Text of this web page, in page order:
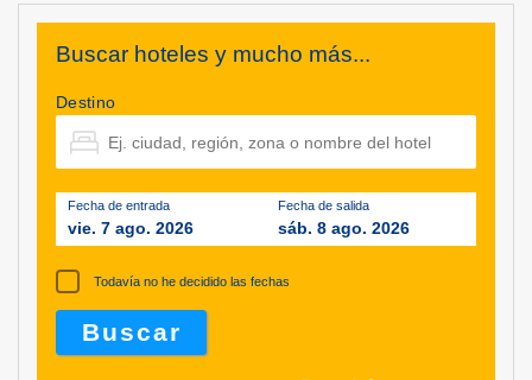
Buscar hoteles y mucho más...
Destino
Fecha de entrada
vie. 7 ago. 2026
Fecha de salida
sáb. 8 ago. 2026
Todavía no he decidido las fechas